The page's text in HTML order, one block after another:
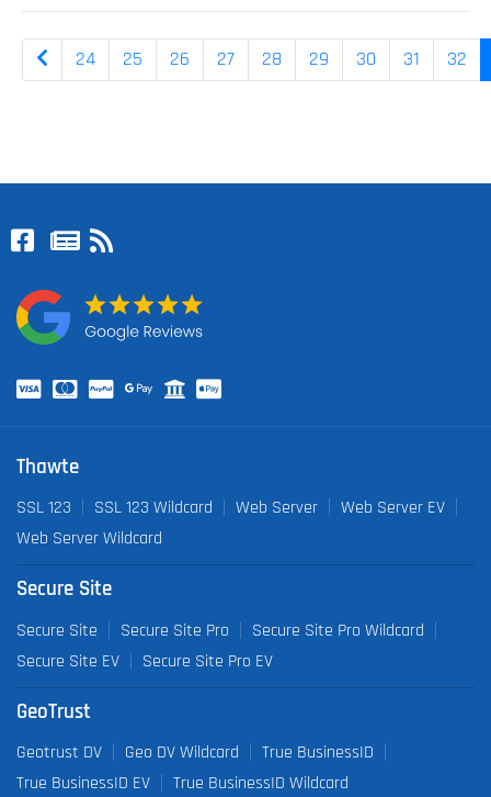
24 25 26 27 28 29 30 31 32
Thawte
SSL 123 SSL 123 Wildcard Web Server
Web Server EV
Web Server Wildcard
Secure Site
Secure Site Secure Site Pro
Secure Site Pro Wildcard
Secure Site EV
Secure Site Pro EV
GeoTrust
Geotrust DV Geo DV Wildcard
True BusinessID
True BusinessID EV
True BusinessID Wildcard